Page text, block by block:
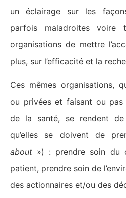
un éclairage sur les
parfois maladroites voire
organisations de mettre
plus, sur l’efficacité et la
Ces mêmes organisations,
ou privées et faisant ou pas
de la santé, se rendent
qu’elles se doivent de
about ») : prendre soin du
patient, prendre soin de
des actionnaires et/ou des